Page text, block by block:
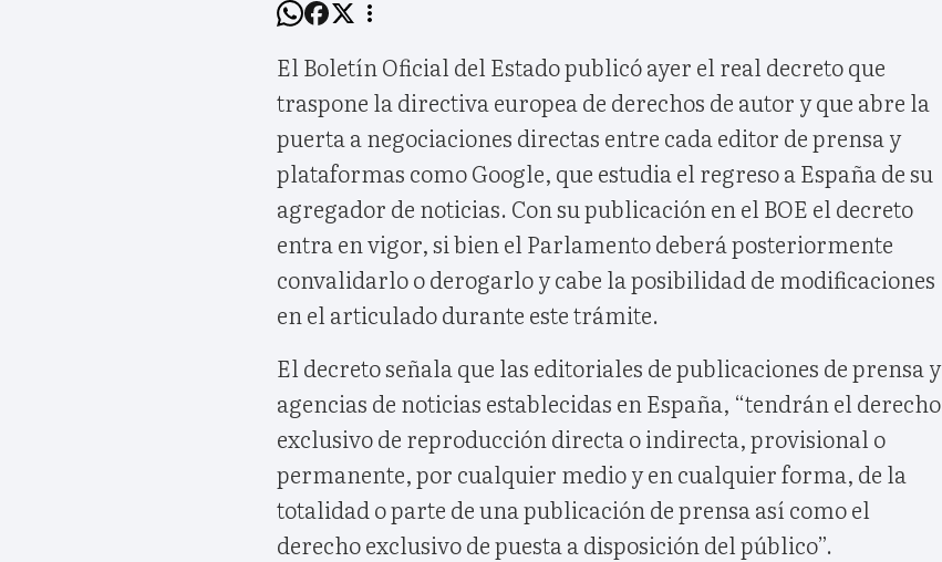
El Boletín Oficial del Estado publicó ayer el real decreto que
traspone la directiva europea de derechos de autor y que abre la
puerta a negociaciones directas entre cada editor de prensa y
plataformas como Google, que estudia el regreso a España de su
agregador de noticias. Con su publicación en el BOE el decreto
entra en vigor, si bien el Parlamento deberá posteriormente
convalidarlo o derogarlo y cabe la posibilidad de modificaciones
en el articulado durante este trámite.
El decreto señala que las editoriales de publicaciones de prensa y
agencias de noticias establecidas en España, “tendrán el derecho
exclusivo de reproducción directa o indirecta, provisional o
permanente, por cualquier medio y en cualquier forma, de la
totalidad o parte de una publicación de prensa así como el
derecho exclusivo de puesta a disposición del público”.